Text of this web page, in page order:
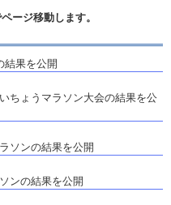
でページ移動します。
結果を公開
ちょうマラソン大会の結果を公
ソンの結果を公開
ンの結果を公開